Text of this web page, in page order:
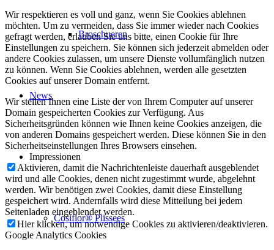
Broschueren
News
Impressionen
Cosiflor® Plissees
Wir respektieren es voll und ganz, wenn Sie Cookies ablehnen
möchten. Um zu vermeiden, dass Sie immer wieder nach Cookies
gefragt werden, erlauben Sie uns bitte, einen Cookie für Ihre
Einstellungen zu speichern. Sie können sich jederzeit abmelden oder
andere Cookies zulassen, um unsere Dienste vollumfänglich nutzen
zu können. Wenn Sie Cookies ablehnen, werden alle gesetzten
Cookies auf unserer Domain entfernt.
Wir stellen Ihnen eine Liste der von Ihrem Computer auf unserer
Domain gespeicherten Cookies zur Verfügung. Aus
Sicherheitsgründen können wie Ihnen keine Cookies anzeigen, die
von anderen Domains gespeichert werden. Diese können Sie in den
Sicherheitseinstellungen Ihres Browsers einsehen.
Aktivieren, damit die Nachrichtenleiste dauerhaft ausgeblendet
wird und alle Cookies, denen nicht zugestimmt wurde, abgelehnt
werden. Wir benötigen zwei Cookies, damit diese Einstellung
gespeichert wird. Andernfalls wird diese Mitteilung bei jedem
Seitenladen eingeblendet werden.
Hier klicken, um notwendige Cookies zu aktivieren/deaktivieren.
Google Analytics Cookies